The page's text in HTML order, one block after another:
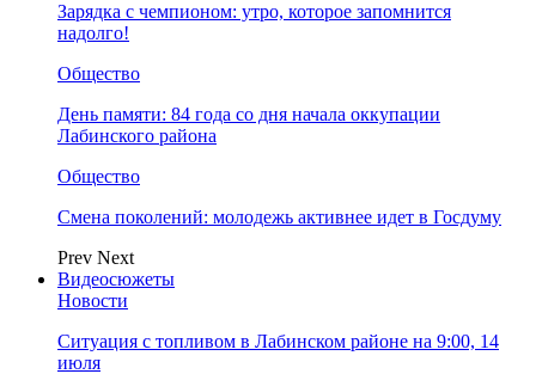
Зарядка с чемпионом: утро, которое запомнится
надолго!
Общество
День памяти: 84 года со дня начала оккупации
Лабинского района
Общество
Смена поколений: молодежь активнее идет в Госдуму
Prev Next
Видеосюжеты
Новости
Ситуация с топливом в Лабинском районе на 9:00, 14
июля